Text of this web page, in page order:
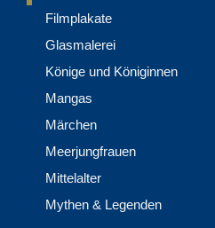
Filmplakate
Glasmalerei
Könige und Königinnen
Mangas
Märchen
Meerjungfrauen
Mittelalter
Mythen & Legenden